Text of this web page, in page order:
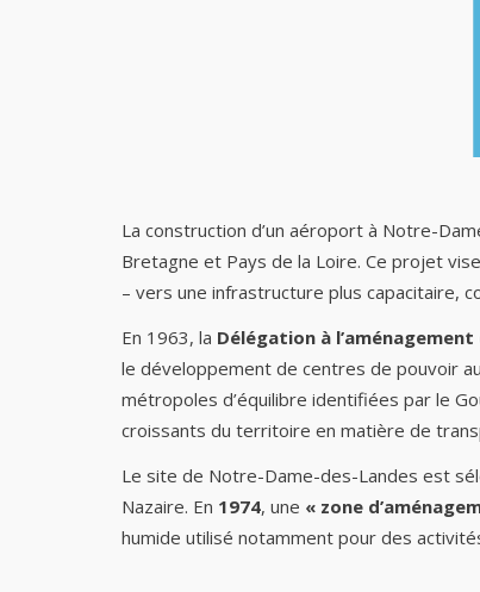
La construction d’un aéroport à Notre-
Bretagne et Pays de la Loire. Ce projet
– vers une infrastructure plus capacitaire,
En 1963, la Délégation à
le développement de centres de pouvoir
métropoles d’équilibre identifiées par le
croissants du territoire en matière de
Le site de Notre-Dame-des-Landes est
Nazaire. En 1974, une « zone
humide utilisé notamment pour des